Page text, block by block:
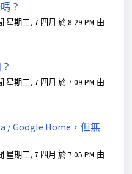
？
星期二, 7 四月 於 8:29 PM 由
星期二, 7 四月 於 7:09 PM 由
/ Google Home，但無
星期二, 7 四月 於 7:05 PM 由